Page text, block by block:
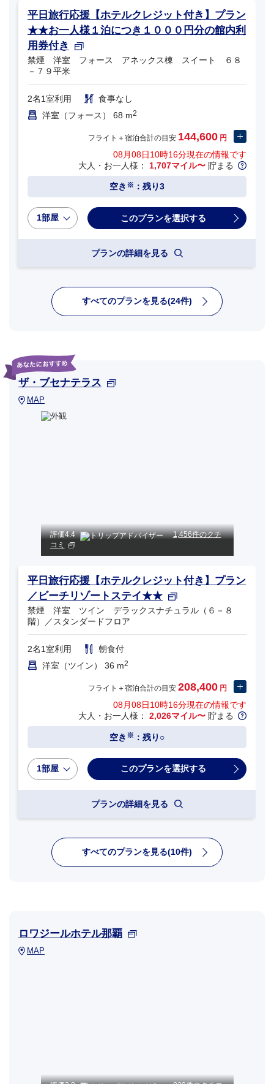
平日旅行応援【ホテルクレジット付き】プラン
★★お一人様１泊につき１０００円分の館内利
用券付き
禁煙 洋室 フォース アネックス棟 スイート ６８
－７９平米
2名1室利用
食事なし
洋室（フォース） 68 m2
フライト＋宿泊合計の目安 144,600 円
08月08日10時16分現在の情報です
大人・お一人様： 1,707マイル〜 貯まる
空き ※ ：残り3
1部屋
プランの詳細を見る
すべてのプランを見る(24件)
ザ・ブセナテラス
MAP
評価4.4
1,456件のクチ
コミ
平日旅行応援【ホテルクレジット付き】プラン
／ビーチリゾートステイ★★
禁煙 洋室 ツイン デラックスナチュラル（６－８
階）／スタンダードフロア
2名1室利用
朝食付
洋室（ツイン） 36 m2
フライト＋宿泊合計の目安 208,400 円
08月08日10時16分現在の情報です
大人・お一人様： 2,026マイル〜 貯まる
空き ※ ：残り○
1部屋
プランの詳細を見る
すべてのプランを見る(10件)
ロワジールホテル那覇
MAP